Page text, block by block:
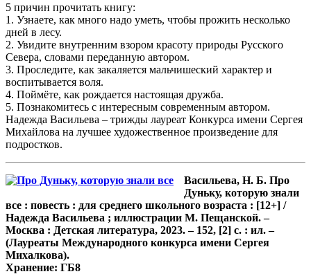
5 причин прочитать книгу:
1. Узнаете, как много надо уметь, чтобы прожить несколько
дней в лесу.
2. Увидите внутренним взором красоту природы Русского
Севера, словами переданную автором.
3. Проследите, как закаляется мальчишеский характер и
воспитывается воля.
4. Поймёте, как рождается настоящая дружба.
5. Познакомитесь с интересным современным автором.
Надежда Васильева – трижды лауреат Конкурса имени Сергея
Михайлова на лучшее художественное произведение для
подростков.
Васильева, Н. Б. Про
Дуньку, которую знали
все : повесть : для среднего школьного возраста : [12+] /
Надежда Васильева ; иллюстрации М. Пещанской. –
Москва : Детская литература, 2023. – 152, [2] с. : ил. –
(Лауреаты Международного конкурса имени Сергея
Михалкова).
Хранение: ГБ8